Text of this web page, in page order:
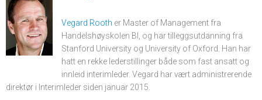
Vegard Rooth er Master of Management fra
Handelshøyskolen BI, og har tilleggsutdanning fra
Stanford University og University of Oxford. Han har
hatt en rekke lederstillinger både som fast ansatt og
innleid interimleder. Vegard har vært administrerende
direktør i Interimleder siden januar 2015.